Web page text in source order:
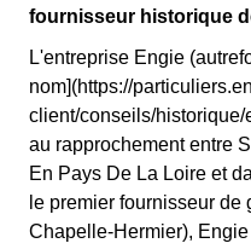
fournisseur historique
L'entreprise Engie
nom](https://
client/conseils/
au rapprochement entre
En Pays De La Loire et
le premier fournisseur
Chapelle-Hermier),